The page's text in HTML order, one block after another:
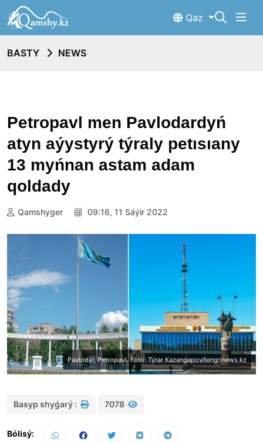
Qaz
BASTY NEWS
Petropavl men Pavlodardyń
atyn aýystyrý týraly petısıany
13 myńnan astam adam
qoldady
Qamshyger 09:16, 11 Sáýir 2022
Pavlodar, Petropavl. Foto: Týrar Kazangapov/tengrinews.kz
Basyp shyǵarý : 7078
Bólisý: